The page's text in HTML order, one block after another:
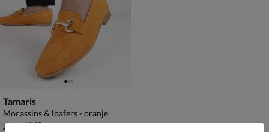
Tamaris
Mocassins & loafers - oranje
van € 89,99 voor € 62,99
89 62,99